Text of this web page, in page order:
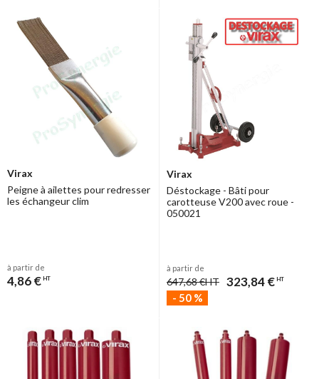
Virax
Peigne à ailettes pour redresser
les échangeur clim
à partir de
4,86 € HT
Virax
Déstockage - Bâti pour
carotteuse V200 avec roue -
050021
à partir de
647,68 €HT 323,84 € HT
- 50 %